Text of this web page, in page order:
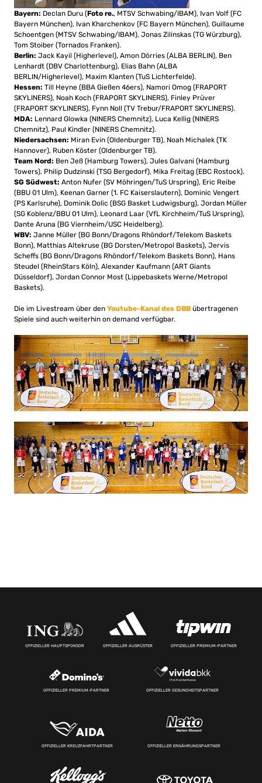
Bayern: Declan Duru (Foto re., MTSV Schwabing/IBAM), Ivan Volf (FC
Bayern München), Ivan Kharchenkov (FC Bayern München), Guillaume
Schoentgen (MTSV Schwabing/IBAM), Jonas Zilinskas (TG Würzburg),
Tom Stoiber (Tornados Franken).
Berlin: Jack Kayil (Higherlevel), Amon Dörries (ALBA BERLIN), Ben
Lenhardt (DBV Charlottenburg), Elias Bahn (ALBA
BERLIN/Higherlevel), Maxim Klanten (TuS Lichterfelde).
Hessen: Till Heyne (BBA Gießen 46ers), Namori Omog (FRAPORT
SKYLINERS), Noah Koch (FRAPORT SKYLINERS), Finley Prüver
(FRAPORT SKYLINERS), Fynn Noll (TV Trebur/FRAPORT SKYLINERS).
MDA: Lennard Glowka (NINERS Chemnitz), Luca Kellig (NINERS
Chemnitz), Paul Kindler (NINERS Chemnitz).
Niedersachsen: Miran Evin (Oldenburger TB), Noah Michalek (TK
Hannover), Ruben Köster (Oldenburger TB).
Team Nord: Ben Jeß (Hamburg Towers), Jules Galvani (Hamburg
Towers), Philip Dudzinski (TSG Bergedorf), Mika Freitag (EBC Rostock).
SG Südwest: Anton Nufer (SV Möhringen/TuS Urspring), Eric Reibe
(BBU 01 Ulm), Keenan Garner (1. FC Kaiserslautern), Dominic Vengert
(PS Karlsruhe), Dominik Dolic (BSG Basket Ludwigsburg), Jordan Müller
(SG Koblenz/BBU 01 Ulm), Leonard Laar (VfL Kirchheim/TuS Urspring),
Dante Aruna (BG Viernheim/USC Heidelberg).
WBV: Janne Müller (BG Bonn/Dragons Rhöndorf/Telekom Baskets
Bonn), Matthias Altekruse (BG Dorsten/Metropol Baskets), Jervis
Scheffs (BG Bonn/Dragons Rhöndorf/Telekom Baskets Bonn), Hans
Steudel (RheinStars Köln), Alexander Kaufmann (ART Giants
Düsseldorf), Jordan Connor Most (Lippebaskets Werne/Metropol
Baskets).
Die im Livestream über den Youtube-Kanal des DBB übertragenen
Spiele sind auch weiterhin on demand verfügbar.
OFFIZIELLER HAUPTSPONSOR OFFIZIELLER AUSRÜSTER OFFIZIELLER PREMIUM-PARTNER
OFFIZIELLER PREMIUM-PARTNER OFFIZIELLER GESUNDHEITSPARTNER
OFFIZIELLER KREUZFAHRTPARTNER OFFIZIELLER ERNÄHRUNGSPARTNER